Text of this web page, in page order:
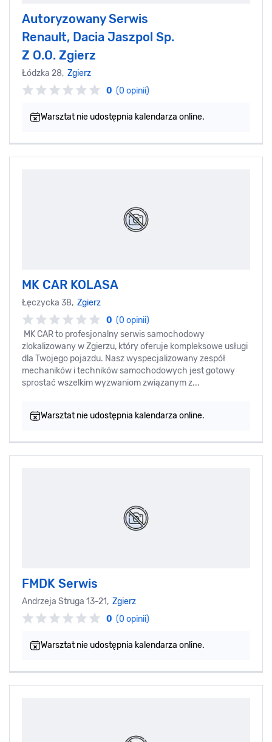
Autoryzowany Serwis
Renault, Dacia Jaszpol Sp.
Z O.O. Zgierz
Łódzka 28, Zgierz
0 (0 opinii)
Warsztat nie udostępnia kalendarza online.
MK CAR KOLASA
Łęczycka 38, Zgierz
0 (0 opinii)
MK CAR to profesjonalny serwis samochodowy
zlokalizowany w Zgierzu, który oferuje kompleksowe usługi
dla Twojego pojazdu. Nasz wyspecjalizowany zespół
mechaników i techników samochodowych jest gotowy
sprostać wszelkim wyzwaniom związanym z...
Warsztat nie udostępnia kalendarza online.
FMDK Serwis
Andrzeja Struga 13-21, Zgierz
0 (0 opinii)
Warsztat nie udostępnia kalendarza online.